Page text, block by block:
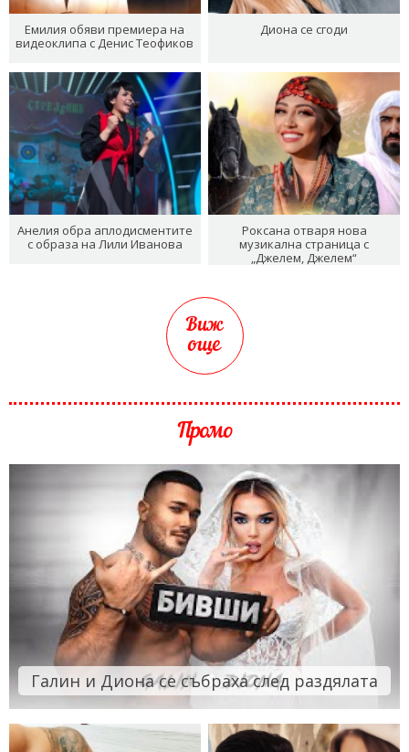
Емилия обяви премиера на
видеоклипа с Денис Теофиков
Диона се сгоди
Анелия обра аплодисментите
с образа на Лили Иванова
Роксана отваря нова
музикална страница с
„Джелем, Джелем“
Виж
още
Промо
Галин и Диона се събраха след раздялата